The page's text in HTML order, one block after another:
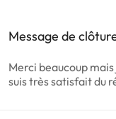
Message de
Merci beaucoup
suis très satisfait du